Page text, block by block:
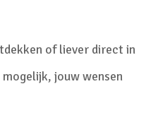
of liever direct in
jouw wensen